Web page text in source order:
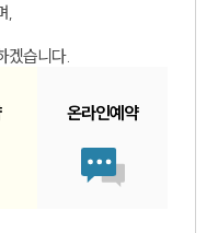
,
겠습니다.
온라인예약